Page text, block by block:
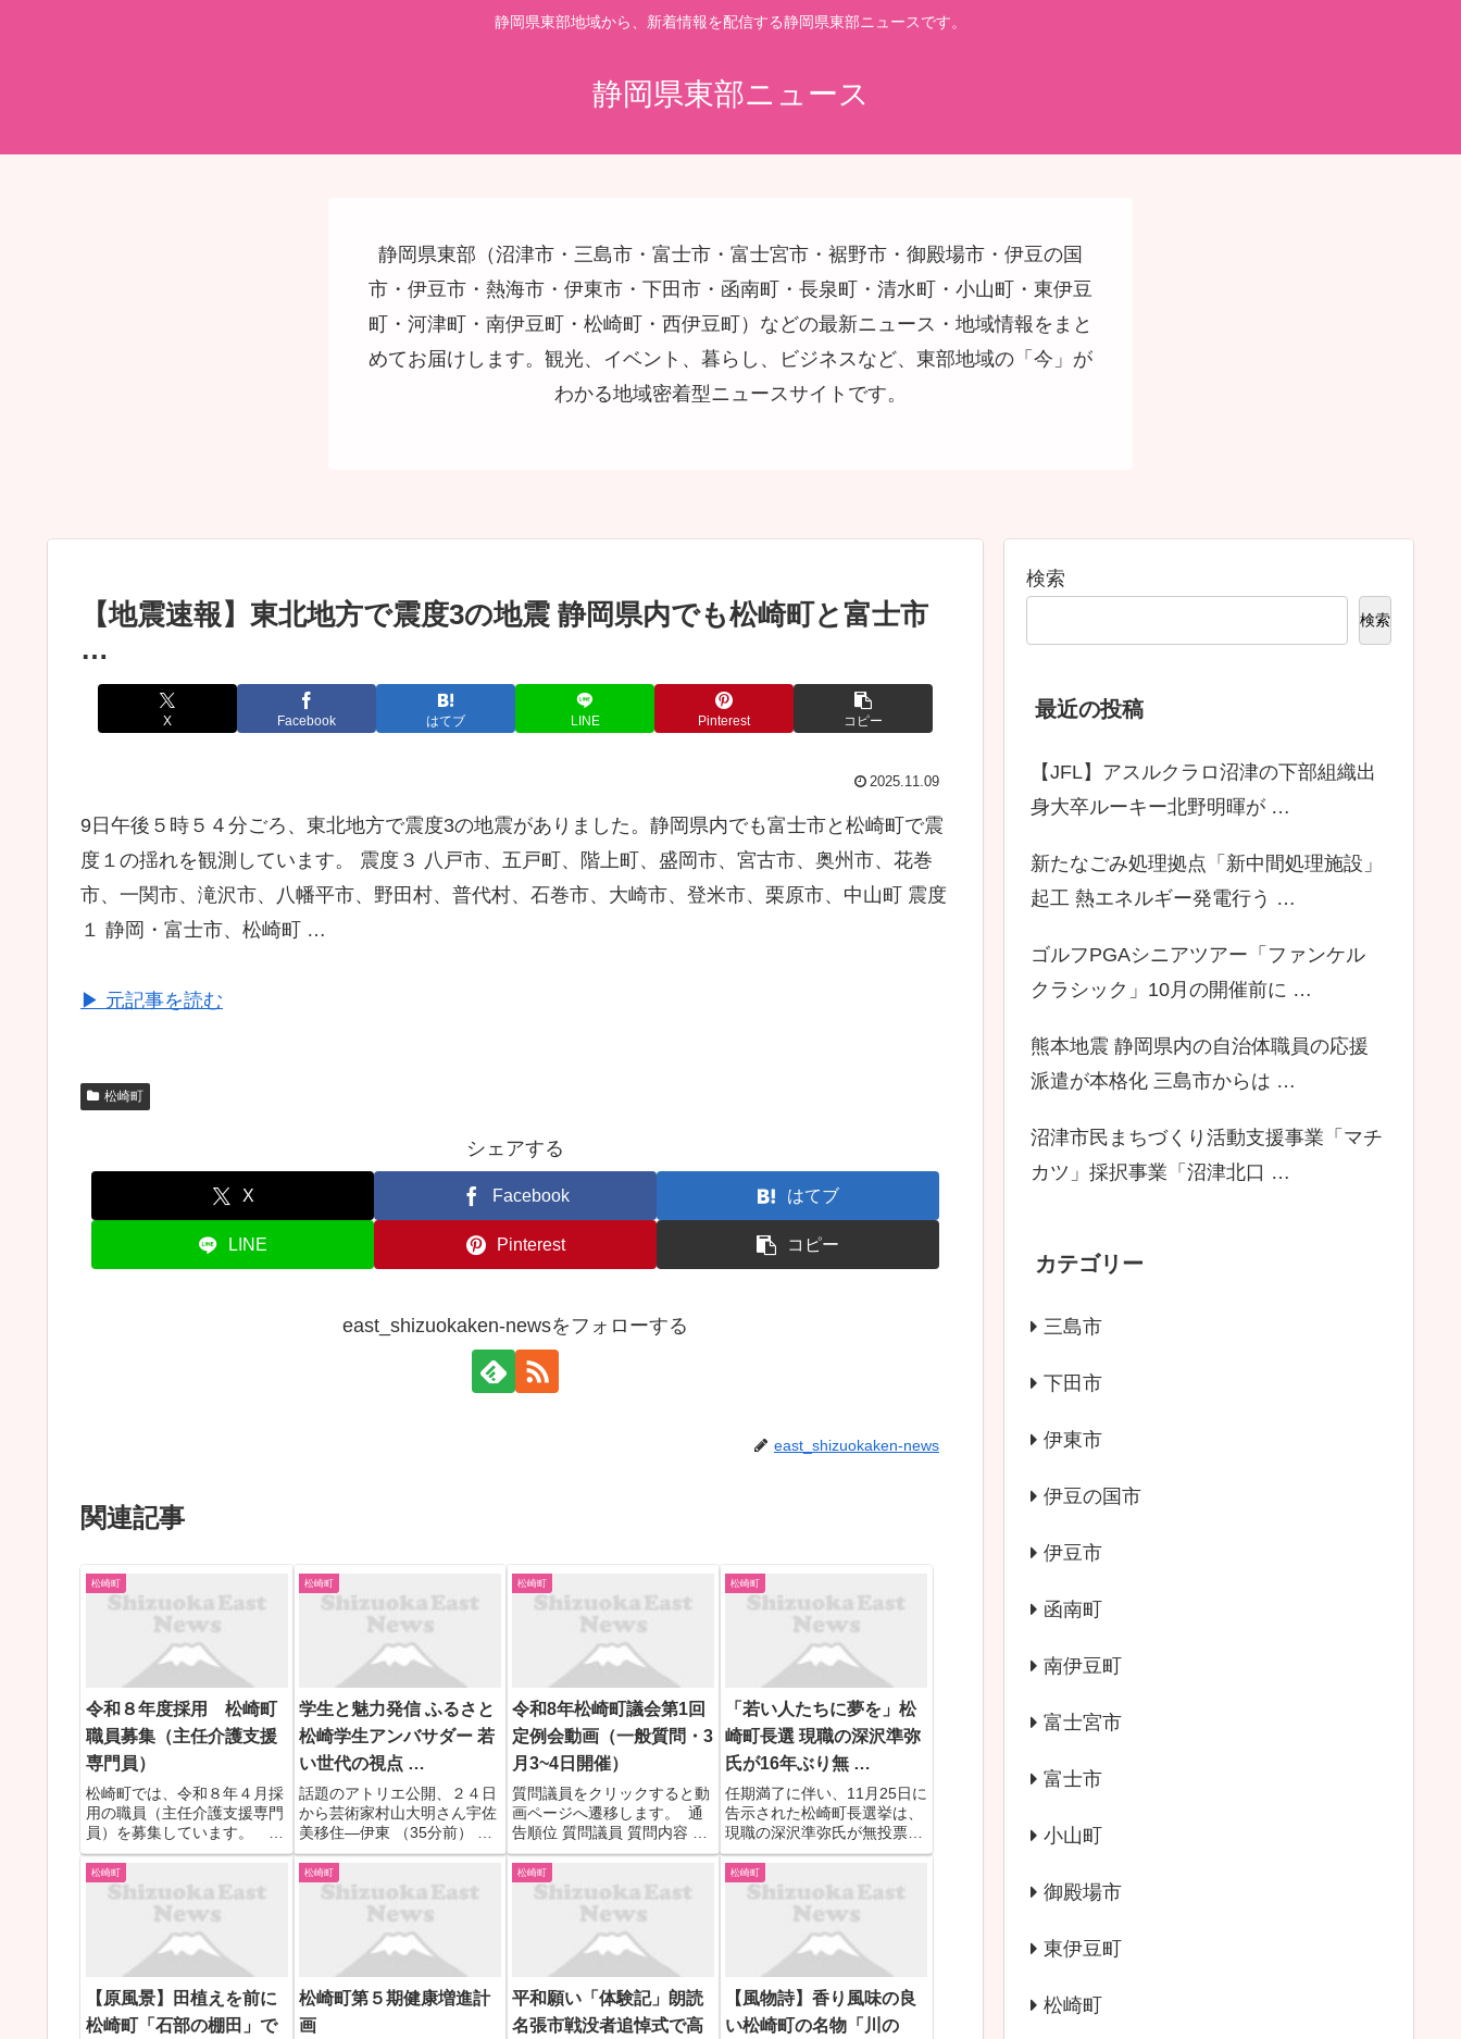
静岡県東部地域から、新着情報を配信する静岡県東部ニュースです。
静岡県東部ニュース
静岡県東部（沼津市・三島市・富士市・富士宮市・裾野市・御殿場市・伊豆の国
市・伊豆市・熱海市・伊東市・下田市・函南町・長泉町・清水町・小山町・東伊豆
町・河津町・南伊豆町・松崎町・西伊豆町）などの最新ニュース・地域情報をまと
めてお届けします。観光、イベント、暮らし、ビジネスなど、東部地域の「今」が
わかる地域密着型ニュースサイトです。
【地震速報】東北地方で震度3の地震 静岡県内でも松崎町と富士市
…
X Facebook はてブ LINE Pinterest コピー
2025.11.09
9日午後５時５４分ごろ、東北地方で震度3の地震がありました。静岡県内でも富士市と松崎町で震
度１の揺れを観測しています。 震度３ 八戸市、五戸町、階上町、盛岡市、宮古市、奥州市、花巻
市、一関市、滝沢市、八幡平市、野田村、普代村、石巻市、大崎市、登米市、栗原市、中山町 震度
１ 静岡・富士市、松崎町 …
▶ 元記事を読む
松崎町
シェアする
X Facebook はてブ
LINE Pinterest コピー
east_shizuokaken-newsをフォローする
east_shizuokaken-news
関連記事
松崎町
令和８年度採用 松崎町
職員募集（主任介護支援
専門員）
松崎町では、令和８年４月採
用の職員（主任介護支援専門
員）を募集しています。 採
用試験の詳細については、別
添試験案内をご覧くださ
い。 なお、試験の申込みに
ついてはインターネット（パ
ブリックコネクトのサイト）
による申込みのみとなりま
す。 試験...
松崎町
学生と魅力発信 ふるさと
松崎学生アンバサダー 若
い世代の視点 …
話題のアトリエ公開、２４日
から芸術家村山大明さん宇佐
美移住―伊東 （35分前） 新
学期目前 外遊びの声響く―伊
東市内 （35分前） 駿河湾フ
ェリー 小学生以下無料 来月
から運賃改定 （35分前） 満
開 桜続々―伊東・松川湖畔
（35分前） ...
松崎町
令和8年松崎町議会第1回
定例会動画（一般質問・3
月3~4日開催）
質問議員をクリックすると動
画ページへ遷移します。 通
告順位 質問議員 質問内容 １
藤井 要 １ 副町長について
２ 南伊豆地域清掃施設組合
の解散を受けて、今後町はど
のような方針をとるのか ３
西伊豆・松崎町との組合立中
学校について ２ ...
松崎町
「若い人たちに夢を」松
崎町長選 現職の深沢準弥
氏が16年ぶり無 …
任期満了に伴い、11月25日に
告示された松崎町長選挙は、
現職の深沢準弥氏が無投票で
2度目の当選を果たしまし
た。 【写真を見る】2度目の
当選を決めた深沢準弥氏 松崎
町長選は、25日午後5時に立
候補の受付が締め切られまし
たが、現職の深沢氏のほか...
松崎町
【原風景】田植えを前に
松崎町「石部の棚田」で
松崎町
松崎町第５期健康増進計
画
松崎町
平和願い「体験記」朗読
名張市戦没者追悼式で高
松崎町
【風物詩】香り風味の良
い松崎町の名物「川の
検索
検索
最近の投稿
【JFL】アスルクラロ沼津の下部組織出
身大卒ルーキー北野明暉が …
新たなごみ処理拠点「新中間処理施設」
起工 熱エネルギー発電行う …
ゴルフPGAシニアツアー「ファンケル
クラシック」10月の開催前に …
熊本地震 静岡県内の自治体職員の応援
派遣が本格化 三島市からは …
沼津市民まちづくり活動支援事業「マチ
カツ」採択事業「沼津北口 …
カテゴリー
三島市
下田市
伊東市
伊豆の国市
伊豆市
函南町
南伊豆町
富士宮市
富士市
小山町
御殿場市
東伊豆町
松崎町